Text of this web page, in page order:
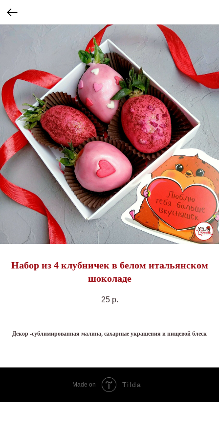
Набор из 4 клубничек в белом итальянском
шоколаде
25 р.
Декор -сублимированная малина, сахарные украшения и пищевой блеск
Made on Tilda